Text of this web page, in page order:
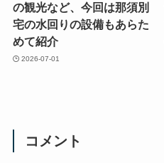
の観光など、今回は那須別
宅の水回りの設備もあらた
めて紹介
2026-07-01
コメント